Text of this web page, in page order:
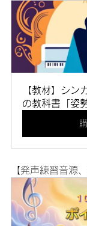
【教材】シン
の教科書「姿勢
【発声練習音源